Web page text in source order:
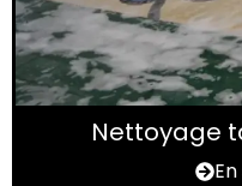
Nettoyage